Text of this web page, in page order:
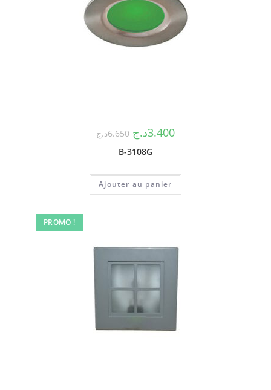
6.650د.ج 3.400د.ج
B-3108G
Ajouter au panier
PROMO !